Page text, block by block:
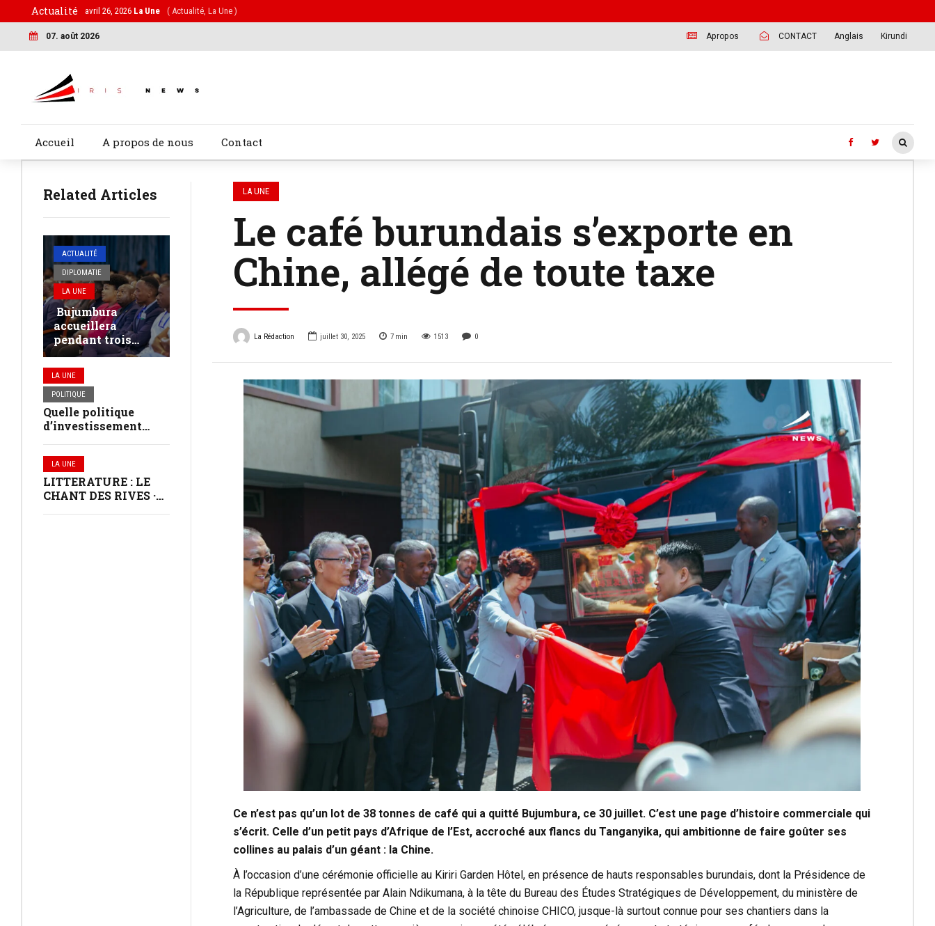
Actualité avril 26, 2026 La Une ( Actualité, La Une )
07. août 2026 Apropos CONTACT Anglais Kirundi
Accueil A propos de nous Contact
Related Articles
ACTUALITÉ
DIPLOMATIE
LA UNE
Bujumbura
accueillera
pendant trois
jours les jeunes
leaders du
continent africain
LA UNE
POLITIQUE
Quelle politique
d’investissement
au Burundi ?
LA UNE
LITTERATURE : LE
CHANT DES RIVES ·
LA UNE
Le café burundais s’exporte en
Chine, allégé de toute taxe
La Rédaction juillet 30, 2025 7 min 1513 0
Ce n’est pas qu’un lot de 38 tonnes de café qui a quitté Bujumbura, ce 30 juillet. C’est une page d’histoire commerciale qui
s’écrit. Celle d’un petit pays d’Afrique de l’Est, accroché aux flancs du Tanganyika, qui ambitionne de faire goûter ses
collines au palais d’un géant : la Chine.
À l’occasion d’une cérémonie officielle au Kiriri Garden Hôtel, en présence de hauts responsables burundais, dont la Présidence de
la République représentée par Alain Ndikumana, à la tête du Bureau des Études Stratégiques de Développement, du ministère de
l’Agriculture, de l’ambassade de Chine et de la société chinoise CHICO, jusque-là surtout connue pour ses chantiers dans la